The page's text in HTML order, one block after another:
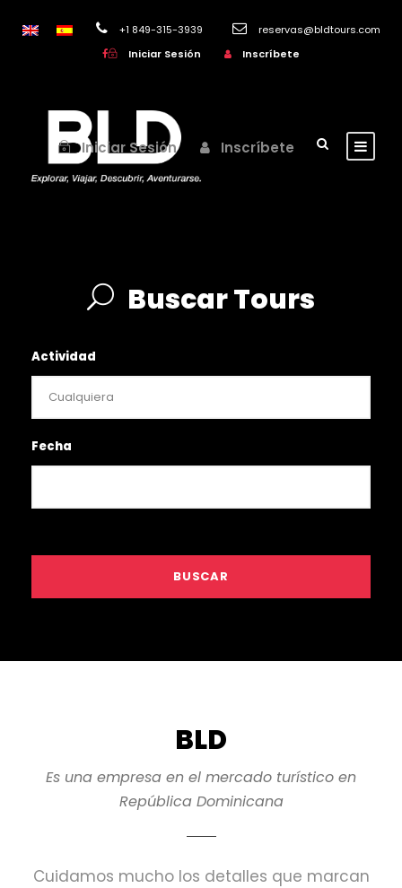
+1 849-315-3939
reservas@bldtours.com
Iniciar Sesión
Inscríbete
Iniciar Sesión Inscríbete
Buscar Tours
Actividad
Fecha
BLD
Es una empresa en el mercado turístico en
República Dominicana
Cuidamos mucho los detalles que marcan